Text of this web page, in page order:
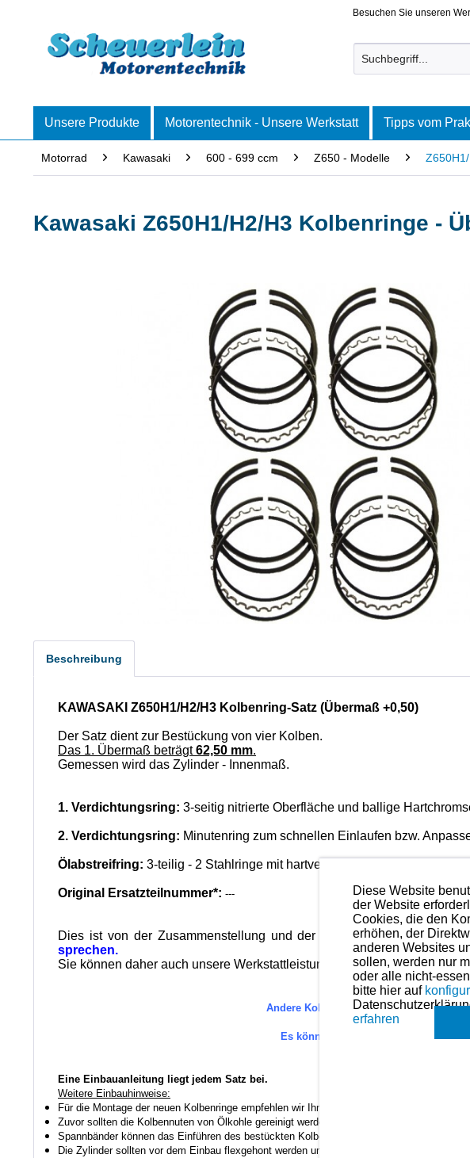
Besuchen Sie unseren
Unsere Produkte Motorentechnik - Unsere Werkstatt Tipps vom
Motorrad Kawasaki 600 - 699 ccm Z650 - Modelle
Kawasaki Z650H1/H2/H3 Kolbenringe -
Beschreibung
KAWASAKI Z650H1/H2/H3 Kolbenring-Satz (Übermaß +0,50)
Der Satz dient zur Bestückung von vier Kolben.
Das 1. Übermaß beträgt62,50 mm.
Gemessen wird das Zylinder - Innenmaß.
1. Verdichtungsring: 3-seitig nitrierte Oberfläche und ballige
2. Verdichtungsring: Minutenring zum schnellen Einlaufen bzw.
Ölabstreifring: 3-teilig - 2 Stahlringe mit hartverchromter Lauffläche - 1
Original Ersatzteilnummer*: ---
Dies ist von der Zusammenstellung und der Qualität mit das Beste
sprechen.
Sie können daher auch unsere Werkstattleistungen in Anspruch
Andere Kolbenringmaße für dieses
Es können auch Sätze für einzelne
Eine Einbauanleitung liegt jedem Satz bei.
Weitere Einbauhinweise:
Für die Montage der neuen Kolbenringe empfehlen wir Ihnen eine Kolbenringzange zu
Zuvor sollten die Kolbennuten von Ölkohle gereinigt werden auch hierfür gibt es ein
Spannbänder können das Einführen des bestückten Kolbens in den Zylinder erleichtern.
Die Zylinder sollten vor dem Einbau flexgehont werden um den Kreuzschliff wieder
Diese Website
der Website
Cookies, die den
erhöhen, der
anderen Websites
sollen, werden nur
oder alle nicht-
bitte hier auf
erfahren